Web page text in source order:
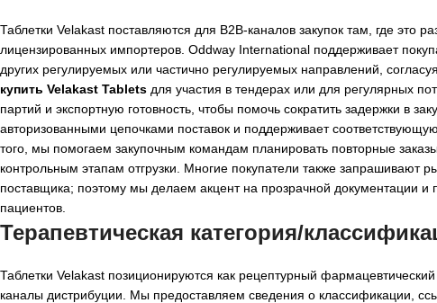
Таблетки Velakast поставляются для B2B-каналов закупок там, где это
лицензированных импортеров. Oddway International поддерживает
других регулируемых или частично регулируемых направлений,
купить Velakast Tablets для участия в тендерах или для регулярных
партий и экспортную готовность, чтобы помочь сократить задержки в
авторизованными цепочками поставок и поддерживает
того, мы помогаем закупочным командам планировать повторные
контрольным этапам отгрузки. Многие покупатели также
поставщика; поэтому мы делаем акцент на прозрачной документации
пациентов.
Терапевтическая категория/
Таблетки Velakast позиционируются как рецептурный
каналы дистрибуции. Мы предоставляем сведения о классификации,